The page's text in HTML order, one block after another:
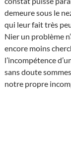
demeure sous le
qui leur fait très
Nier un problème
encore moins
l’incompétence
sans doute
notre propre